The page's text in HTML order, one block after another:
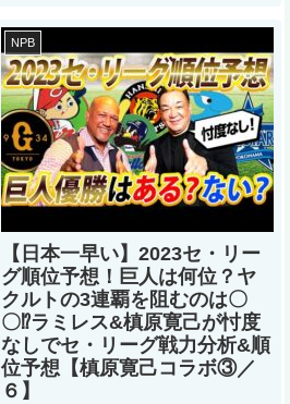
movie 3...
NPB
【日本一早い】2023セ・リー
グ順位予想！巨人は何位？ヤ
クルトの3連覇を阻むのは〇
〇⁉︎ラミレス&槙原寛己が忖度
なしでセ・リーグ戦力分析&順
位予想【槙原寛己コラボ③／
６】